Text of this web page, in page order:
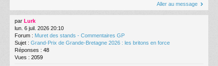
Aller au message
par Lurk
lun. 6 juil. 2026 20:10
Forum : Muret des stands - Commentaires GP
Sujet : Grand-Prix de Grande-Bretagne 2026 : les britons en force
Réponses : 48
Vues : 2059